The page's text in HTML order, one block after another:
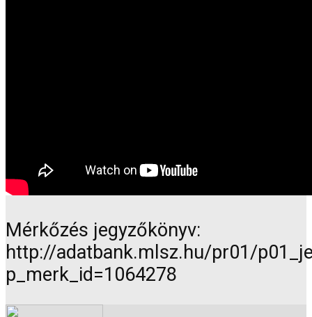
Mérkőzés jegyzőkönyv:
http://adatbank.mlsz.hu/pr01/
p_merk_id=1064278